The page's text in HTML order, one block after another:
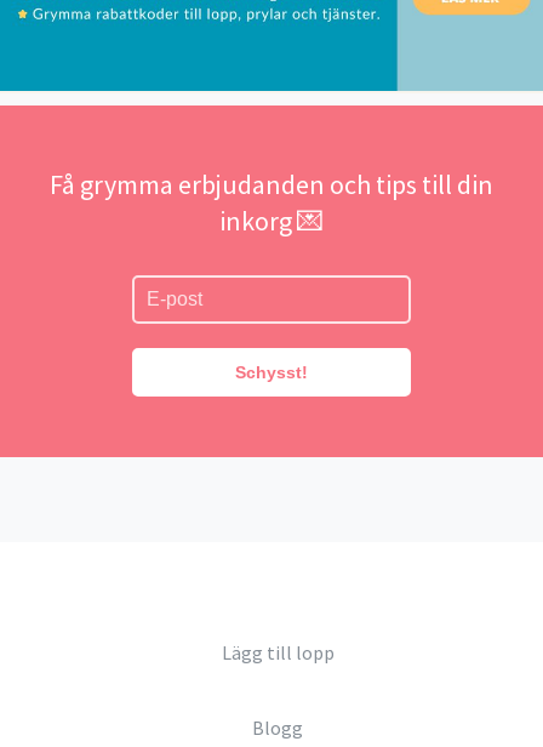
Få grymma erbjudanden och tips till din
inkorg 💌
Schysst!
Lägg till lopp
Blogg